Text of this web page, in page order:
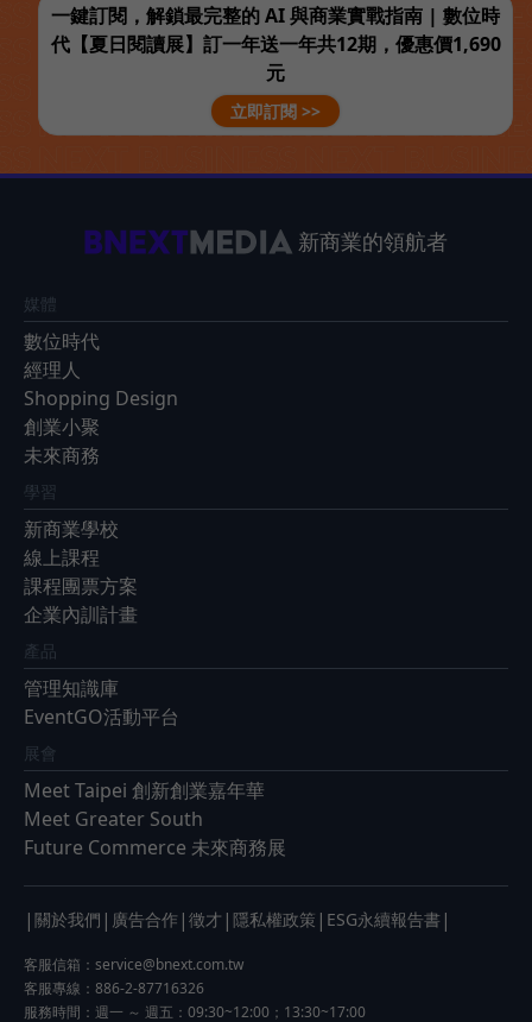
一鍵訂閱，解鎖最完整的 AI 與商業實戰指南 | 數位時
代【夏日閱讀展】訂一年送一年共12期，優惠價1,690
元
立即訂閱 >>
新商業的領航者
媒體
數位時代
經理人
Shopping Design
創業小聚
未來商務
學習
新商業學校
線上課程
課程團票方案
企業內訓計畫
產品
管理知識庫
EventGO活動平台
展會
Meet Taipei 創新創業嘉年華
Meet Greater South
Future Commerce 未來商務展
| 關於我們 | 廣告合作 | 徵才 | 隱私權政策 | ESG永續報告書 |
客服信箱： service@bnext.com.tw
客服專線：886-2-87716326
服務時間：週一 ～ 週五：09:30~12:00；13:30~17:00